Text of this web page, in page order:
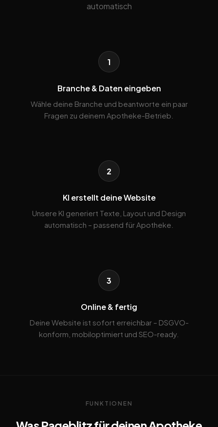
automatisch
1
Branche & Daten eingeben
Wähle deine Branche und beantworte ein paar
Fragen zu deinem Apotheke-Betrieb.
2
KI erstellt deine Website
Unsere KI generiert Texte, Layout und Design
automatisch – passend für Apotheke.
3
Online & fertig
Deine Website ist sofort erreichbar – DSGVO-
konform, mobiloptimiert und SEO-ready.
FUNKTIONEN